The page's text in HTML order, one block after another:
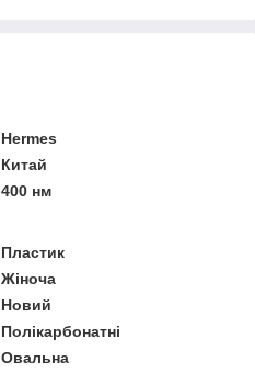
Hermes
Китай
400 нм
Пластик
Жіноча
Новий
Полікарбонатні
Овальна